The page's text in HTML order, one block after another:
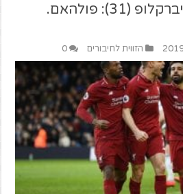
יומן האליפות של ליברקלופ (31): פולהאם.
הזווית לחיבורים 0